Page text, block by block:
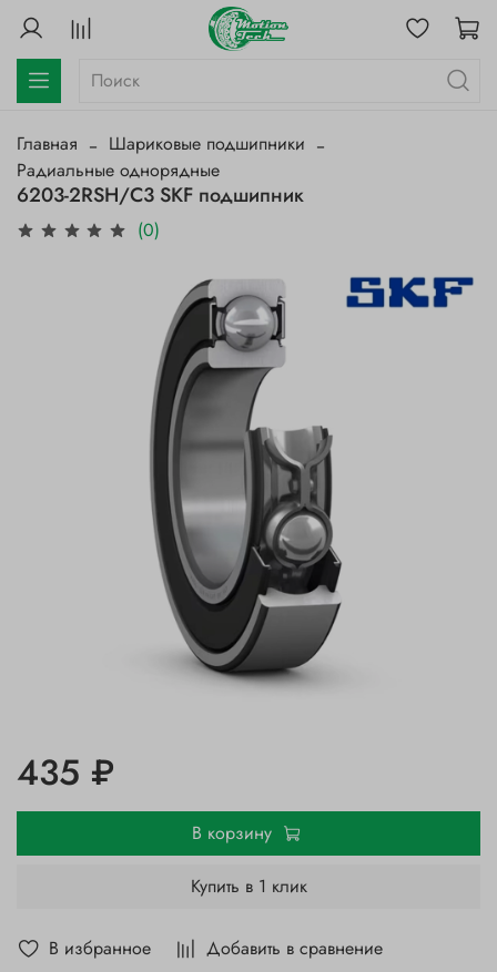
Главная
Шариковые подшипники
Радиальные однорядные
6203-2RSH/С3 SKF подшипник
(0)
В избранное Добавить в сравнение
435 ₽
В корзину
Купить в 1 клик